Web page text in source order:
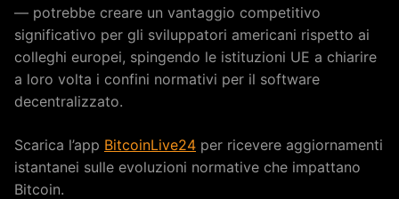
— potrebbe creare un vantaggio competitivo
significativo per gli sviluppatori americani rispetto ai
colleghi europei, spingendo le istituzioni UE a chiarire
a loro volta i confini normativi per il software
decentralizzato.
Scarica l’app BitcoinLive24 per ricevere aggiornamenti
istantanei sulle evoluzioni normative che impattano
Bitcoin.